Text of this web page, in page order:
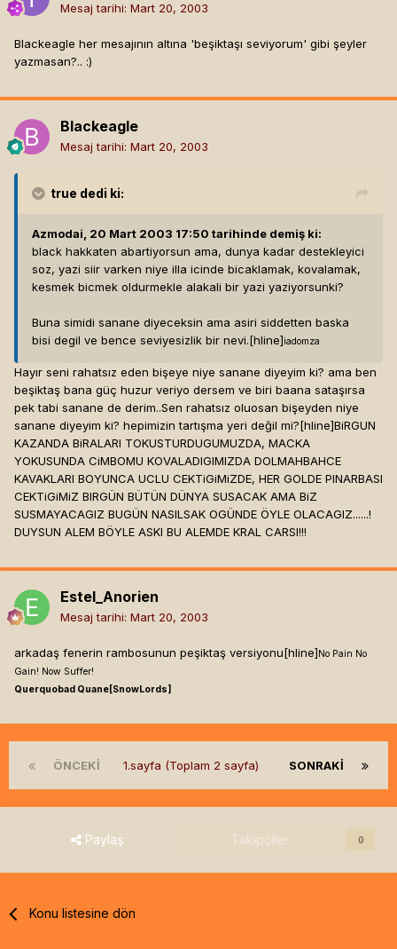
Mesaj tarihi: Mart 20, 2003
Blackeagle her mesajının altına 'beşiktaşı seviyorum' gibi şeyler
yazmasan?.. :)
Blackeagle
Mesaj tarihi: Mart 20, 2003
true dedi ki:
Azmodai, 20 Mart 2003 17:50 tarihinde demiş ki:
black hakkaten abartiyorsun ama, dunya kadar destekleyici
soz, yazi siir varken niye illa icinde bicaklamak, kovalamak,
kesmek bicmek oldurmekle alakali bir yazi yaziyorsunki?
Buna simidi sanane diyeceksin ama asiri siddetten baska
bisi degil ve bence seviyesizlik bir nevi.[hline]iadomza
Hayır seni rahatsız eden bişeye niye sanane diyeyim ki? ama ben
beşiktaş bana güç huzur veriyo dersem ve biri baana sataşırsa
pek tabi sanane de derim..Sen rahatsız oluosan bişeyden niye
sanane diyeyim ki? hepimizin tartışma yeri değil mi?[hline]BiRGUN
KAZANDA BiRALARI TOKUSTURDUGUMUZDA, MACKA
YOKUSUNDA CiMBOMU KOVALADIGIMIZDA DOLMAHBAHCE
KAVAKLARI BOYUNCA UCLU CEKTiGiMiZDE, HER GOLDE PINARBASI
CEKTiGiMiZ BIRGÜN BÜTÜN DÜNYA SUSACAK AMA BiZ
SUSMAYACAGIZ BUGÜN NASILSAK OGÜNDE ÖYLE OLACAGIZ......!
DUYSUN ALEM BÖYLE ASKI BU ALEMDE KRAL CARSI!!!
Estel_Anorien
Mesaj tarihi: Mart 20, 2003
arkadaş fenerin rambosunun peşiktaş versiyonu[hline] No Pain No
Gain! Now Suffer!
Querquobad Quane[SnowLords]
ÖNCEKI SONRAKI
1.sayfa (Toplam 2 sayfa)
Paylaş Takipçiler 0
Konu listesine dön